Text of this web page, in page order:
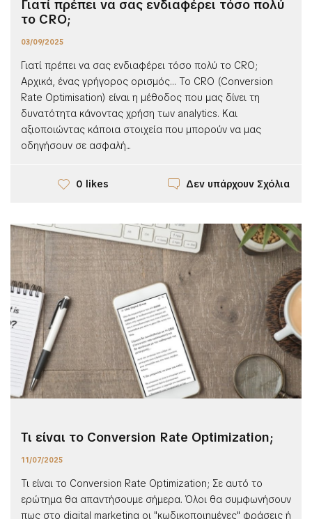
Γιατί πρέπει να σας ενδιαφέρει τόσο πολύ
το CRO;
03/09/2025
Γιατί πρέπει να σας ενδιαφέρει τόσο πολύ το CRO;
Αρχικά, ένας γρήγορος ορισμός… Το CRO (Conversion
Rate Optimisation) είναι η μέθοδος που μας δίνει τη
δυνατότητα κάνοντας χρήση των analytics. Και
αξιοποιώντας κάποια στοιχεία που μπορούν να μας
οδηγήσουν σε ασφαλή...
0 likes Δεν υπάρχουν Σχόλια
Τι είναι το Conversion Rate Optimization;
11/07/2025
Τι είναι το Conversion Rate Optimization; Σε αυτό το
ερώτημα θα απαντήσουμε σήμερα. Όλοι θα συμφωνήσουν
πως στο digital marketing οι "κωδικοποιημένες" φράσεις ή